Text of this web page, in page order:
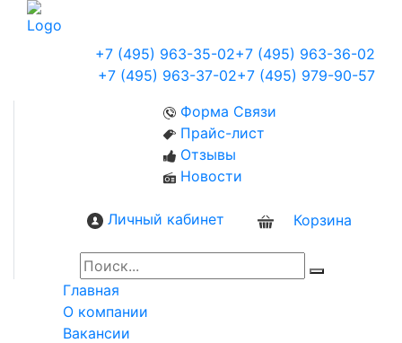
+7 (495) 963-35-02+7 (495) 963-36-02
+7 (495) 963-37-02+7 (495) 979-90-57
Форма Связи
Прайс-лист
Отзывы
Новости
Личный кабинет Корзина
Главная
О компании
Вакансии